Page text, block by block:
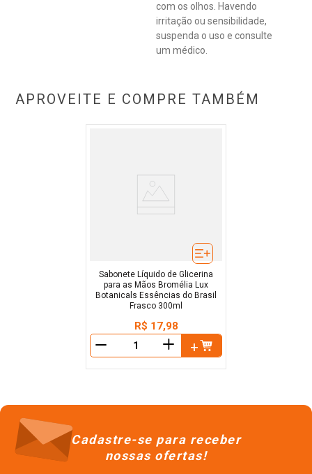
com os olhos. Havendo
irritação ou sensibilidade,
suspenda o uso e consulte
um médico.
APROVEITE E COMPRE TAMBÉM
Sabonete Líquido de Glicerina
para as Mãos Bromélia Lux
Botanicals Essências do Brasil
Frasco 300ml
R$ 17,98
＋
Cadastre-se para receber
nossas ofertas!